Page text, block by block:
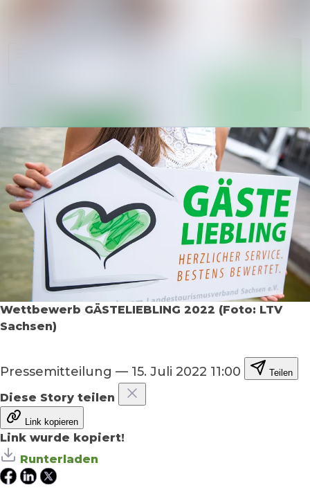
Wettbewerb GÄSTELIEBLING 2022 (Foto: LTV
Sachsen)
Pressemitteilung — 15. Juli 2022 11:00 Teilen
Diese Story teilen
Link kopieren
Link wurde kopiert!
Runterladen